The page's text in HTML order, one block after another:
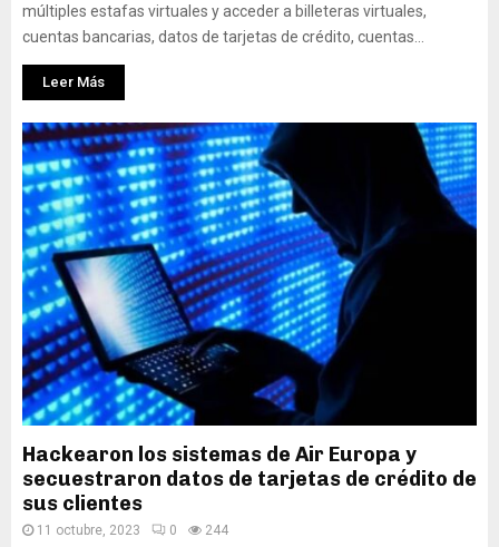
múltiples estafas virtuales y acceder a billeteras virtuales,
cuentas bancarias, datos de tarjetas de crédito, cuentas...
Leer Más
Hackearon los sistemas de Air Europa y
secuestraron datos de tarjetas de crédito de
sus clientes
11 octubre, 2023 0 244